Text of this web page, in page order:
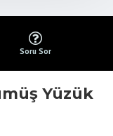
Soru Sor
Yüzük